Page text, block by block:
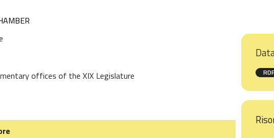
offices of the XIX Legislature RDF